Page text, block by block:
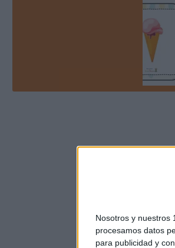
Nosotros y nuestros
procesamos datos
para publicidad y